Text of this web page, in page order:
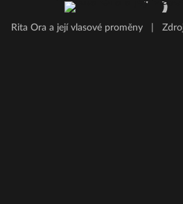
Rita Ora a její vlasové proměny